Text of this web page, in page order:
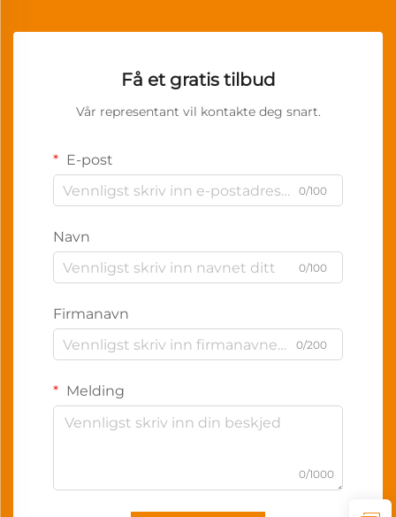
Få et gratis tilbud
Vår representant vil kontakte deg snart.
E-post
0/100
Navn
0/100
Firmanavn
0/200
Melding
0/1000